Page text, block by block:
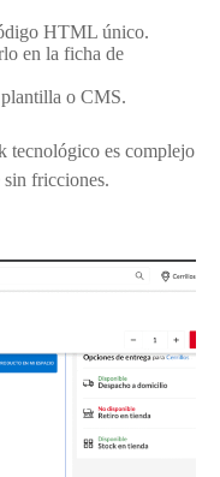
HTML único.
en la ficha de
o CMS.
tecnológico es complejo
fricciones.